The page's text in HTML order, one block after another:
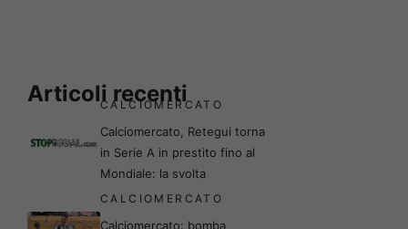
Articoli recenti
CALCIOMERCATO
Calciomercato, Retegui torna
in Serie A in prestito fino al
Mondiale: la svolta
CALCIOMERCATO
Calciomercato: bomba